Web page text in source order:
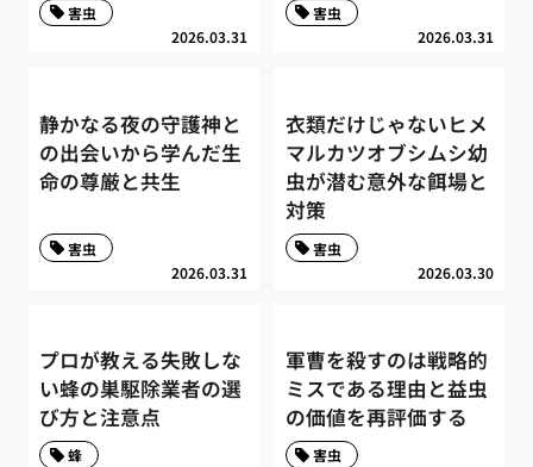
2026.03.31
害虫
2026.03.31
害虫
静かなる夜の守護神と
の出会いから学んだ生
命の尊厳と共生
2026.03.31
害虫
衣類だけじゃないヒメ
マルカツオブシムシ幼
虫が潜む意外な餌場と
対策
2026.03.30
害虫
プロが教える失敗しな
い蜂の巣駆除業者の選
び方と注意点
蜂
軍曹を殺すのは戦略的
ミスである理由と益虫
の価値を再評価する
害虫